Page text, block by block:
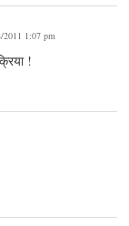
2011 1:07 pm
!